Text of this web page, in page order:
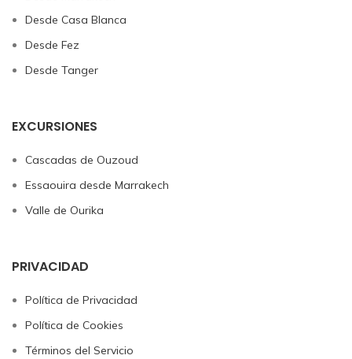
Desde Casa Blanca
Desde Fez
Desde Tanger
EXCURSIONES
Cascadas de Ouzoud​
Essaouira desde Marrakech​
Valle de Ourika
PRIVACIDAD
Política de Privacidad
Política de Cookies
Términos del Servicio